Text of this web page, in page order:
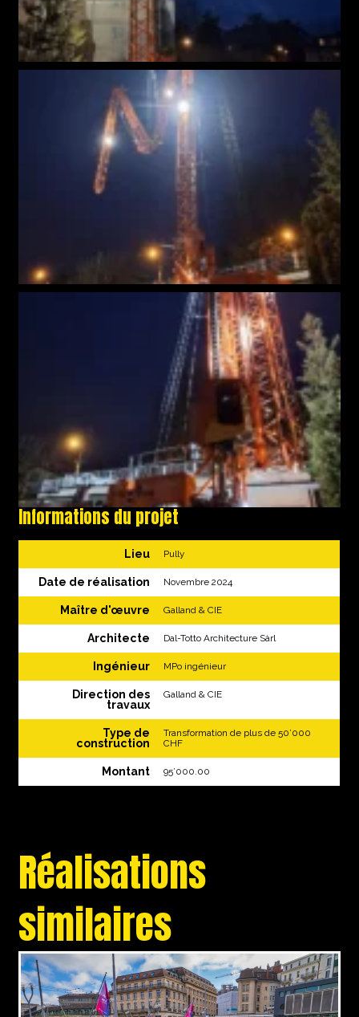
Informations du projet
Lieu Pully
Date de réalisation Novembre 2024
Maître d'œuvre Galland & CIE
Architecte Dal-Totto Architecture Sàrl
Ingénieur MPo ingénieur
Direction des
travaux
Galland & CIE
Type de
construction
Transformation de plus de 50’000
CHF
Montant 95’000.00
Réalisations
similaires